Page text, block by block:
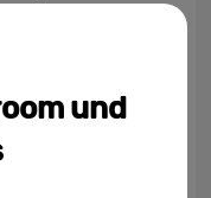
sich
der
und